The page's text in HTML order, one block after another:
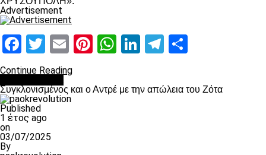
Advertisement
Facebook
Twitter
EmailPinterest
WhatsApp
LinkedIn
Telegram
Continue Reading
Συγκλονισμένος και ο Αντρέ με την απώλεια του Ζότα
Published
1 έτος ago
on
03/07/2025
By